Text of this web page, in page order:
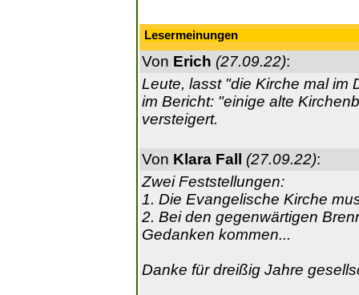
Lesermeinungen
Von Erich (27.09.22):
Leute, lasst "die Kirche mal im
im Bericht: "einige alte
versteigert.
Von Klara Fall (27.09.22):
Zwei Feststellungen:
1. Die Evangelische Kirche
2. Bei den gegenwärtigen
Gedanken kommen...
Danke für dreißig Jahre